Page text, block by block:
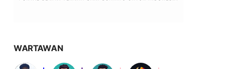
WARTAWAN